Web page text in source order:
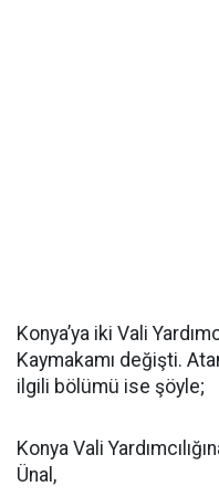
Konya’ya iki Vali
Kaymakamı değişti.
ilgili bölümü ise şöyle;
Konya Vali
Ünal,